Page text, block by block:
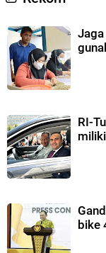
RI-
bike